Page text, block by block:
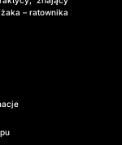
– ratownika